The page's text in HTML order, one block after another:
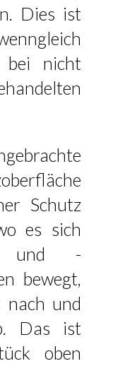
Dies ist
bei nicht
Schutz
es sich
und -
bewegt,
nach und
Das ist
oben